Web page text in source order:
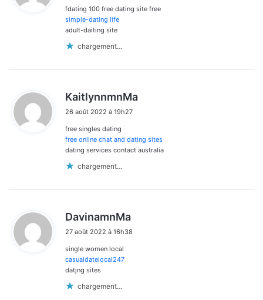
fdating 100 free dating site free
simple-dating life
adult-daiting site
chargement…
KaitlynnmnMa
:
26 août 2022 à 19h27
free singles dating
free online chat and dating sites
dating services contact australia
chargement…
DavinamnMa
t
27 août 2022 à 16h38
single women local
casualdatelocal247
datjng sites
chargement…